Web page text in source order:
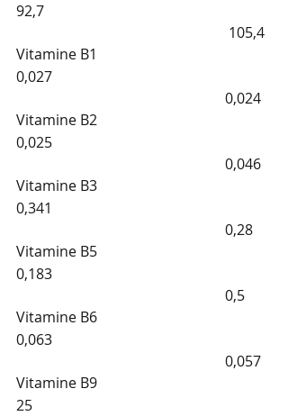
92,7
105,4
Vitamine B1
0,027
0,024
Vitamine B2
0,025
0,046
Vitamine B3
0,341
0,28
Vitamine B5
0,183
0,5
Vitamine B6
0,063
0,057
Vitamine B9
25